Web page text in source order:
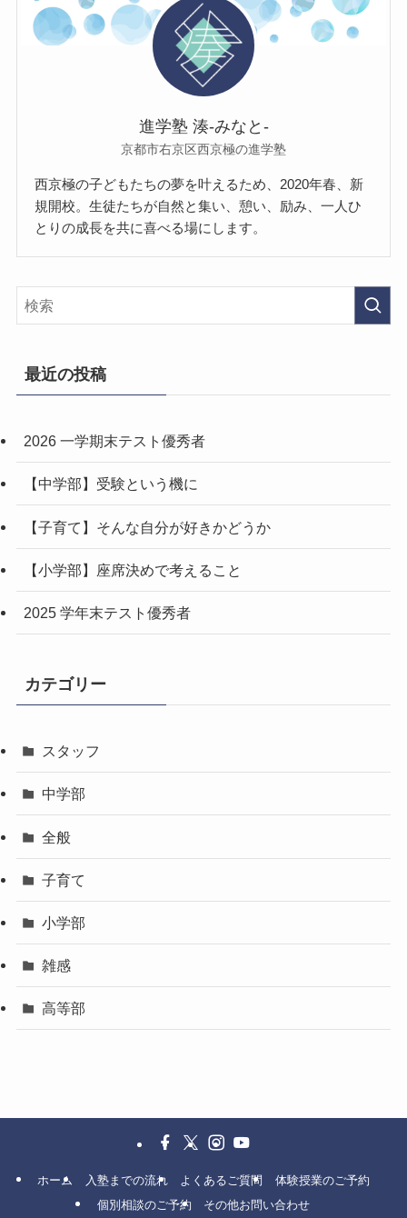
進学塾 湊-みなと-
京都市右京区西京極の進学塾
西京極の子どもたちの夢を叶えるため、2020年春、新
規開校。生徒たちが自然と集い、憩い、励み、一人ひ
とりの成長を共に喜べる場にします。
最近の投稿
2026 一学期末テスト優秀者
【中学部】受験という機に
【子育て】そんな自分が好きかどうか
【小学部】座席決めで考えること
2025 学年末テスト優秀者
カテゴリー
スタッフ
中学部
全般
子育て
小学部
雑感
高等部
ホーム 入塾までの流れ よくあるご質問
体験授業のご予約
個別相談のご予約
その他お問い合わせ